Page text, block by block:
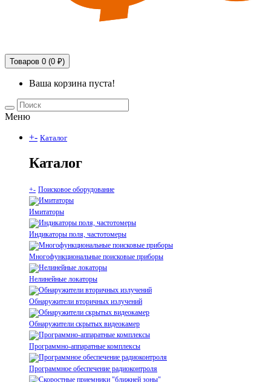
Товаров 0 (0 ₽)
Ваша корзина пуста!
Меню
+- Каталог
Каталог
+- Поисковое оборудование
Имитаторы
Индикаторы поля, частотомеры
Многофункциональные поисковые приборы
Нелинейные локаторы
Обнаружители вторичных излучений
Обнаружители скрытых видеокамер
Программно-аппаратные комплексы
Программное обеспечение радиоконтроля